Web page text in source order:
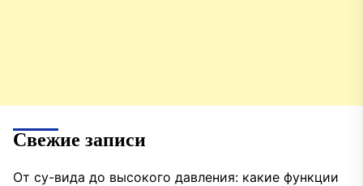
Свежие записи
От су-вида до высокого давления: какие функции